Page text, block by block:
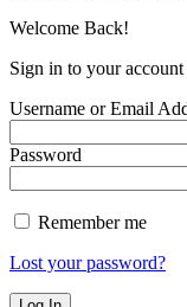
Welcome Back!
Sign in to your account
Username or Email
Password
Remember me
Lost your password?